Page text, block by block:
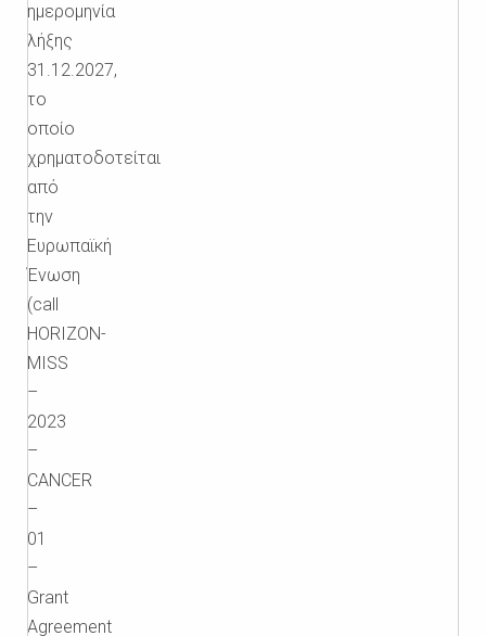
ημερομηνία
λήξης
31.12.2027,
το
οποίο
χρηματοδοτείται
από
την
Ευρωπαϊκή
Ένωση
(call
HORIZON-
MISS
–
2023
–
CANCER
–
01
–
Grant
Agreement